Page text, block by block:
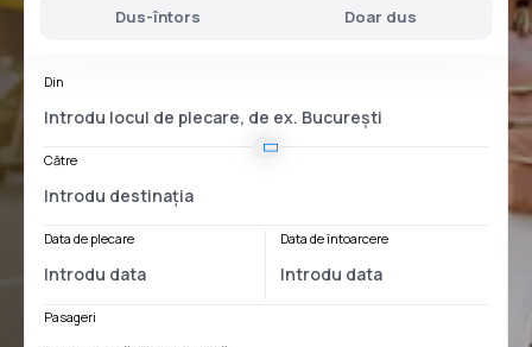
Dus-întors Doar dus
Din
Către
Data de plecare Data de întoarcere
Pasageri